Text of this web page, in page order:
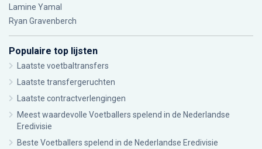
Lamine Yamal
Ryan Gravenberch
Populaire top lijsten
Laatste voetbaltransfers
Laatste transfergeruchten
Laatste contractverlengingen
Meest waardevolle Voetballers spelend in de Nederlandse
Eredivisie
Beste Voetballers spelend in de Nederlandse Eredivisie